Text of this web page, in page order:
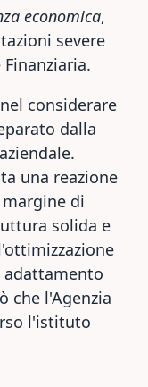
economica,
severe
considerare
dalla
una reazione
di
solida e
che l'Agenzia
l'istituto